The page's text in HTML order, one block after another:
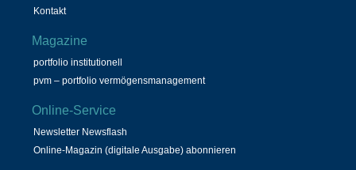
Kontakt
Magazine
portfolio institutionell
pvm – portfolio vermögensmanagement
Online-Service
Newsletter Newsflash
Online-Magazin (digitale Ausgabe) abonnieren